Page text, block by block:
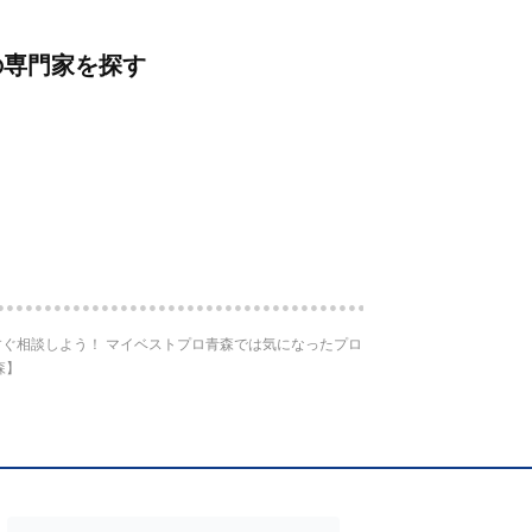
門家を探す
相談しよう！ マイベストプロ青森では気になったプロ